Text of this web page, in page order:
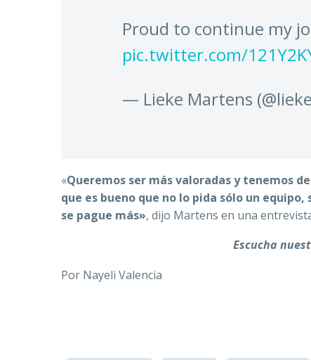
Proud to continue my
pic.twitter.com/
— Lieke Martens
«Queremos ser más valoradas y tenemos
que es bueno que no lo pida sólo un
se pague más», dijo Martens en una
Escucha
Por Nayeli Valencia